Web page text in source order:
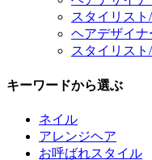
スタイリス
ヘアデザイ
スタイリス
キーワードから選ぶ
ネイル
アレンジヘア
お呼ばれスタイル